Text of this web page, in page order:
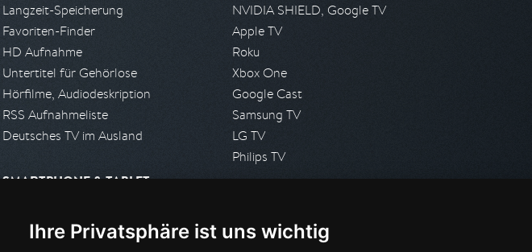
Ihre Privatsphäre ist uns wichtig
Langzeit-Speicherung
Favoriten-Finder
HD Aufnahme
Untertitel für Gehörlose
Hörfilme, Audiodeskription
RSS Aufnahmeliste
Deutsches TV im Ausland
SMARTPHONE & TABLET
Android App
NVIDIA SHIELD, Google TV
Apple TV
Roku
Xbox One
Google Cast
Samsung TV
LG TV
Philips TV
Presseanfrage stellen